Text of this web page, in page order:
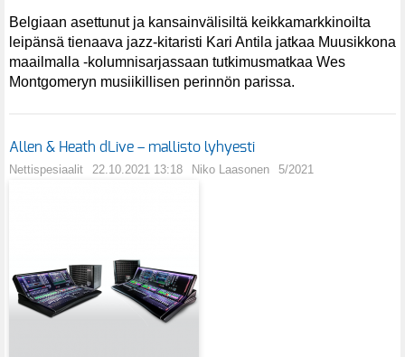
Belgiaan asettunut ja kansainvälisiltä keikkamarkkinoilta
leipänsä tienaava jazz-kitaristi Kari Antila jatkaa Muusikkona
maailmalla -kolumnisarjassaan tutkimusmatkaa Wes
Montgomeryn musiikillisen perinnön parissa.
Allen & Heath dLive – mallisto lyhyesti
Nettispesiaalit 22.10.2021 13:18 Niko Laasonen 5/2021